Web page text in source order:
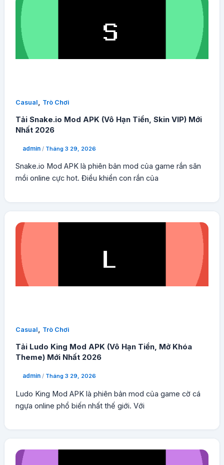
Casual, Trò Chơi
Tải Snake.io Mod APK (Vô Hạn Tiền, Skin VIP) Mới
Nhất 2026
admin / Tháng 3 29, 2026
Snake.io Mod APK là phiên bản mod của game rắn săn
mồi online cực hot. Điều khiển con rắn của
Casual, Trò Chơi
Tải Ludo King Mod APK (Vô Hạn Tiền, Mở Khóa
Theme) Mới Nhất 2026
admin / Tháng 3 29, 2026
Ludo King Mod APK là phiên bản mod của game cờ cá
ngựa online phổ biến nhất thế giới. Với